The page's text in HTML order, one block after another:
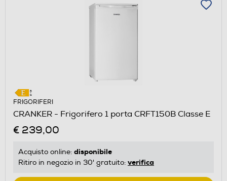
FRIGORIFERI
CRANKER - Frigorifero 1 porta CRFT150B Classe E
€ 239,00
Acquisto online: disponibile
Ritiro in negozio in 30' gratuito: verifica